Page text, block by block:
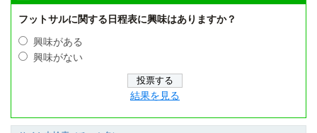
フットサルに関する日程表に興味はありますか？
興味がある
興味がない
結果を見る